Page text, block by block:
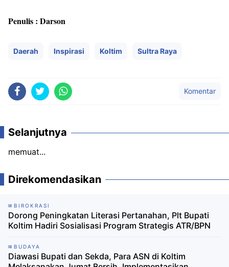
Penulis : Darson
Daerah Inspirasi Koltim Sultra Raya
Komentar
Selanjutnya
memuat...
Direkomendasikan
BIROKRASI
Dorong Peningkatan Literasi Pertanahan, Plt Bupati
Koltim Hadiri Sosialisasi Program Strategis ATR/BPN
BUDAYA
Diawasi Bupati dan Sekda, Para ASN di Koltim